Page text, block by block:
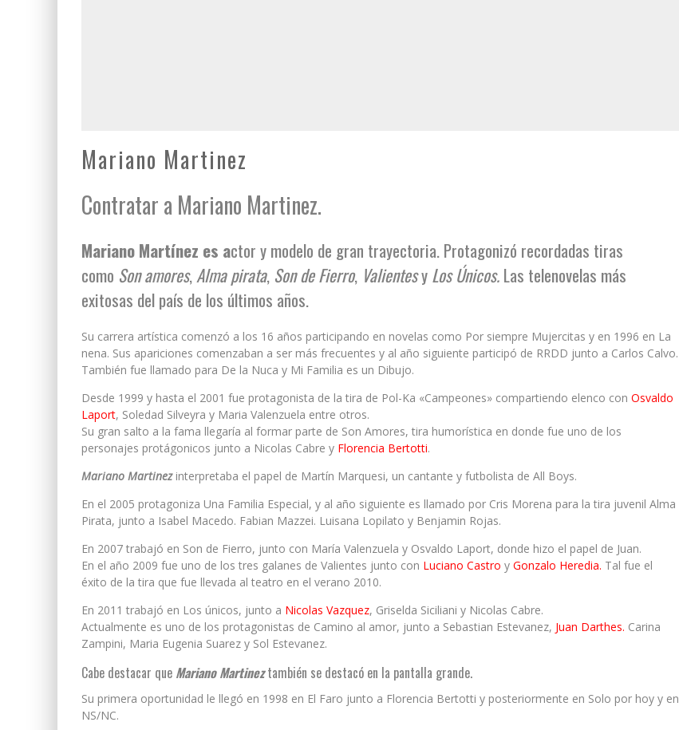
Mariano Martinez
Contratar a Mariano Martinez.
Mariano Martínez es actor y modelo de gran trayectoria. Protagonizó recordadas tiras
como Son amores,Alma pirata, Son de Fierro, ValientesyLos Únicos.Las telenovelas más
exitosas del país de los últimos años.
Su carrera artística comenzó a los 16 años participando en novelas como Por siempre Mujercitas y en 1996 en La
nena. Sus apariciones comenzaban a ser más frecuentes y al año siguiente participó de RRDD junto a Carlos Calvo.
También fue llamado para De la Nuca y Mi Familia es un Dibujo.
Desde 1999 y hasta el 2001 fue protagonista de la tira de Pol-Ka «Campeones» compartiendo elenco con Osvaldo
Laport, Soledad Silveyra y Maria Valenzuela entre otros.
Su gran salto a la fama llegaría al formar parte de Son Amores, tira humorística en donde fue uno de los
personajes protágonicos junto a Nicolas Cabre y Florencia Bertotti.
Mariano Martinezinterpretaba el papel de Martín Marquesi, un cantante y futbolista de All Boys.
En el 2005 protagoniza Una Familia Especial, y al año siguiente es llamado por Cris Morena para la tira juvenil Alma
Pirata, junto a Isabel Macedo. Fabian Mazzei. Luisana Lopilato y Benjamin Rojas.
En 2007 trabajó en Son de Fierro, junto con María Valenzuela y Osvaldo Laport, donde hizo el papel de Juan.
En el año 2009 fue uno de los tres galanes de Valientes junto con Luciano Castro y Gonzalo Heredia. Tal fue el
éxito de la tira que fue llevada al teatro en el verano 2010.
En 2011 trabajó en Los únicos, junto a Nicolas Vazquez, Griselda Siciliani y Nicolas Cabre.
Actualmente es uno de los protagonistas de Camino al amor, junto a Sebastian Estevanez, Juan Darthes. Carina
Zampini, Maria Eugenia Suarez y Sol Estevanez.
Cabe destacar que Mariano Martineztambién se destacó en la pantalla grande.
Su primera oportunidad le llegó en 1998 en El Faro junto a Florencia Bertotti y posteriormente en Solo por hoy y en
NS/NC.